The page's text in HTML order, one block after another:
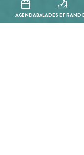
AGENDABALADES ET